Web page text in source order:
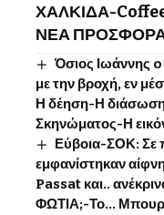
ΧΑΛΚΙΔΑ-
ΝΕΑ
Όσιος Ιωάννης
με την βροχή, εν
Η δέηση-Η διάσωση
Σκηνώματος-Η
Εύβοια-ΣΟΚ: Σε
εμφανίστηκαν
Passat και..
ΦΩΤΙΑ;-Το…